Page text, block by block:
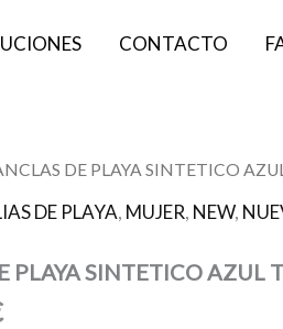
CONTACTO
DE PLAYA SINTETICO
DE PLAYA, MUJER, NEW,
PLAYA SINTETICO AZUL
El
precio
actual
es:
10,00 €.
22,95 €.
10,00 €. TALLA